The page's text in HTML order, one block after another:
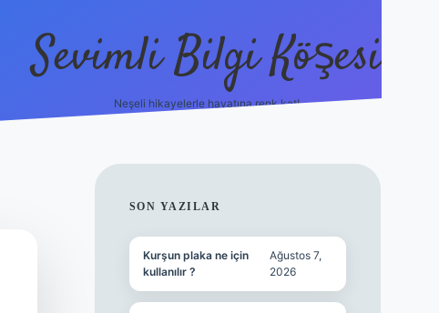
Sevimli Bilgi Köşesi
Neşeli hikayelerle hayatına renk kat!
SIDEBAR
SON YAZILAR
Kurşun plaka ne için
kullanılır ?
Ağustos 7,
2026
hiltonbet güncel giriş